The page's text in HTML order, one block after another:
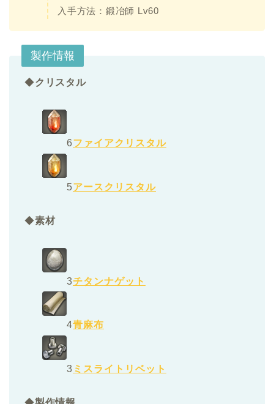
入手方法：鍛冶師 Lv60
製作情報
◆クリスタル
6ファイアクリスタル
5アースクリスタル
◆素材
3チタンナゲット
4青麻布
3 ミスライトリベット